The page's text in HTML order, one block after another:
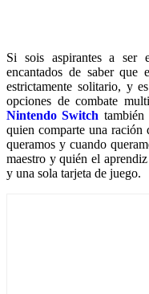
Si sois aspirantes a ser
encantados de saber que
estrictamente solitario, y
opciones de combate
Nintendo Switch
quien comparte una ración
queramos y cuando
maestro y quién el
y una sola tarjeta de juego.